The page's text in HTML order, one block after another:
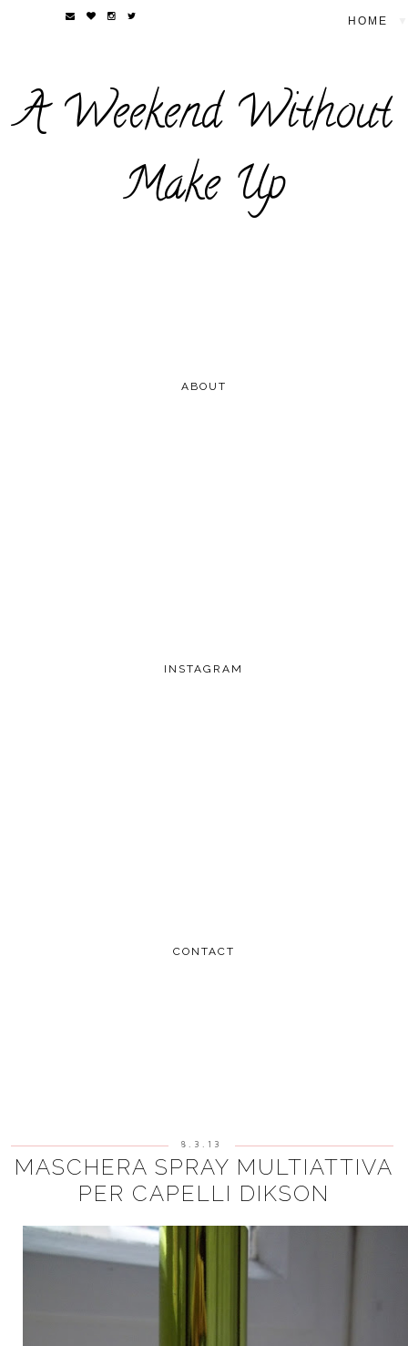
A Weekend Without
Make Up
ABOUT
INSTAGRAM
CONTACT
8.3.13
MASCHERA SPRAY MULTIATTIVA
PER CAPELLI DIKSON